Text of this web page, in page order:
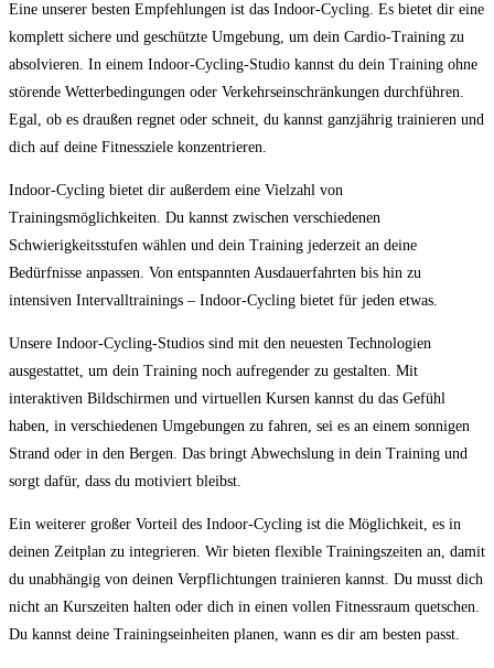
Eine⁣ unserer besten Empfehlungen ist das Indoor-Cycling. Es bietet dir eine
komplett sichere und geschützte ⁤Umgebung, um dein Cardio-Training zu
absolvieren. In einem ⁣Indoor-Cycling-Studio kannst du dein Training ohne
störende ​Wetterbedingungen oder Verkehrseinschränkungen durchführen.‍
Egal, ob es draußen ‍regnet‌ oder​ schneit, du kannst ganzjährig trainieren und
dich auf deine Fitnessziele konzentrieren.
Indoor-Cycling bietet dir außerdem eine Vielzahl von
Trainingsmöglichkeiten. Du kannst zwischen verschiedenen
Schwierigkeitsstufen wählen und dein Training jederzeit an deine
Bedürfnisse anpassen. Von‌ entspannten Ausdauerfahrten bis hin zu
intensiven Intervalltrainings‌ – Indoor-Cycling bietet für jeden etwas.
Unsere Indoor-Cycling-Studios sind mit den neuesten‍ Technologien
ausgestattet, um dein ⁢Training noch aufregender zu gestalten. Mit
interaktiven Bildschirmen und virtuellen⁤ Kursen kannst du das Gefühl
haben, in verschiedenen Umgebungen ‌zu fahren, sei es an einem⁤ sonnigen
Strand oder in den Bergen. Das ‍bringt Abwechslung in dein Training und
sorgt ​dafür, dass du ‌motiviert bleibst.
Ein weiterer großer Vorteil des Indoor-Cycling‍ ist die ⁣Möglichkeit, ⁤es in
deinen Zeitplan zu integrieren. Wir bieten flexible Trainingszeiten an, damit
du unabhängig von deinen‌ Verpflichtungen trainieren kannst. Du musst dich
nicht‌ an Kurszeiten halten oder dich in einen vollen Fitnessraum quetschen.
Du kannst deine Trainingseinheiten planen, wann es‍ dir am besten passt.